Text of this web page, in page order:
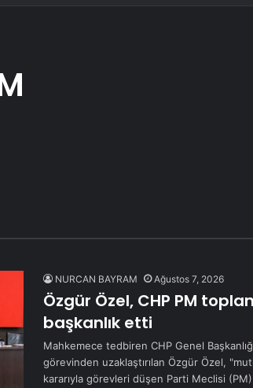
NURCAN BAYRAM Ağustos 7, 2026
Özgür Özel, CHP PM
başkanlık etti
Mahkemece tedbiren CHP Genel
görevinden uzaklaştırılan Özgür Özel,
kararıyla görevleri düşen Parti Meclisi